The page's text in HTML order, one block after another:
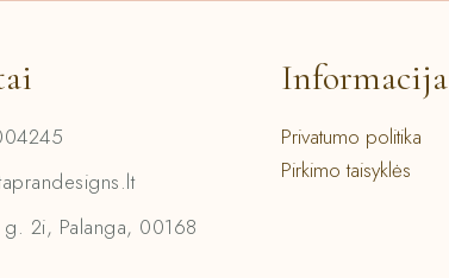
g. 2i, Palanga, 00168
Informacija
Privatumo politika
Pirkimo taisyklės